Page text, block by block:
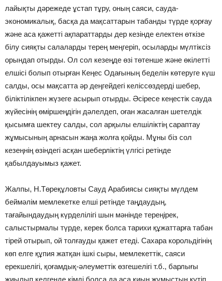
лайықты дәрежеде ұстап тұру, оның саяси, сауда-
экономикалық, басқа да мақсаттарын табанды түрде қорғау
және аса қажетті ақпараттарды дер кезінде електен өткізе
білу сияқты салаларды терең меңгеріп, осыларды мүлтіксіз
орындап отырды. Ол сол кезеңде өзі төтенше және өкілетті
елшісі болып отырған Кеңес Одағының беделін көтеруге күш
салды, осы мақсатта әр деңгейдегі келіссөздерді шебер,
біліктілікпен жүзеге асырып отырды. Әсіресе кеңестік сауда
жүйесінің өміршеңдігін дәлелдеп, оған жасалған шетелдік
қысымға шектеу салды, сол арқылы елшіліктің сараптау
жұмысының арнасын жаңа жолға қойды. Мұны біз сол
кезеңнің өзіндегі асқан шеберліктің үлгісі ретінде
қабылдауымыз қажет.
Жалпы, Н.Төреқұловты Сауд Арабиясы сияқты мүлдем
беймәлім мемлекетке елші ретінде таңдаудың,
тағайындаудың күрделілігі шын мәнінде тереңірек,
салыстыр­малы түрде, керек болса тарихи құжаттарға табан
тірей отырып, ой толғауды қажет етеді. Сахара корольдігінің
көп елге құпия жатқан ішкі сыры, мемлекеттік, саяси
ерекшелігі, қоғамдық-әлеуметтік өзгешелігі т.б., барлығы
жиылып келгенде кімді болса да аса қиын жұмыстың күтіп